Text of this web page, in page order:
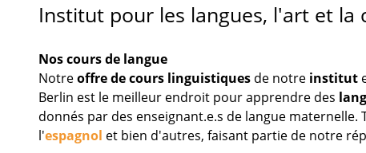
Institut pour les langues, l'art et la
Nos cours de langue
Notreoffre de cours linguistiques de notre institut
Berlin est le meilleur endroit pour apprendre des
donnés par des enseignant.e.s de langue
l'espagnol et bien d'autres, faisant partie de notre